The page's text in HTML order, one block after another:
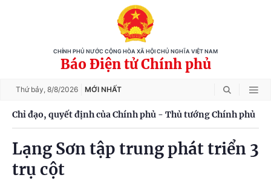
CHÍNH PHỦ NƯỚC CỘNG HÒA XÃ HỘI CHỦ NGHĨA VIỆT NAM
Báo Điện tử Chính phủ
Thứ bảy, 8/8/2026 MỚI NHẤT
Chỉ đạo, quyết định của Chính phủ - Thủ tướng Chính phủ
Lạng Sơn tập trung phát triển 3
trụ cột